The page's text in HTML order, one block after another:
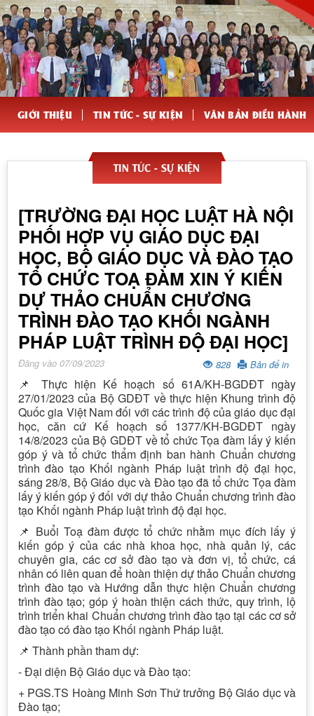
GIỚI THIỆU TIN TỨC - SỰ KIỆN VĂN BẢN ĐIỀU HÀNH
TIN TỨC - SỰ KIỆN
[TRƯỜNG ĐẠI HỌC LUẬT HÀ NỘI
PHỐI HỢP VỤ GIÁO DỤC ĐẠI
HỌC, BỘ GIÁO DỤC VÀ ĐÀO TẠO
TỔ CHỨC TOẠ ĐÀM XIN Ý KIẾN
DỰ THẢO CHUẨN CHƯƠNG
TRÌNH ĐÀO TẠO KHỐI NGÀNH
PHÁP LUẬT TRÌNH ĐỘ ĐẠI HỌC]
Đăng vào 07/09/2023 828 Bản để in
📌 Thực hiện Kế hoạch số 61A/KH-BGDĐT ngày
27/01/2023 của Bộ GDĐT về thực hiện Khung trình độ
Quốc gia Việt Nam đối với các trình độ của giáo dục đại
học, căn cứ Kế hoạch số 1377/KH-BGDĐT ngày
14/8/2023 của Bộ GDĐT về tổ chức Tọa đàm lấy ý kiến
góp ý và tổ chức thẩm định ban hành Chuẩn chương
trình đào tạo Khối ngành Pháp luật trình độ đại học,
sáng 28/8, Bộ Giáo dục và Đào tạo đã tổ chức Tọa đàm
lấy ý kiến góp ý đối với dự thảo Chuẩn chương trình đào
tạo Khối ngành Pháp luật trình độ đại học.
📌 Buổi Toạ đàm được tổ chức nhằm mục đích lấy ý
kiến góp ý của các nhà khoa học, nhà quản lý, các
chuyên gia, các cơ sở đào tạo và đơn vị, tổ chức, cá
nhân có liên quan để hoàn thiện dự thảo Chuẩn chương
trình đào tạo và Hướng dẫn thực hiện Chuẩn chương
trình đào tạo; góp ý hoàn thiện cách thức, quy trình, lộ
trình triển khai Chuẩn chương trình đào tạo tại các cơ sở
đào tạo có đào tạo Khối ngành Pháp luật.
📌 Thành phần tham dự:
- Đại diện Bộ Giáo dục và Đào tạo:
+ PGS.TS Hoàng Minh Sơn Thứ trưởng Bộ Giáo dục và
Đào tạo;